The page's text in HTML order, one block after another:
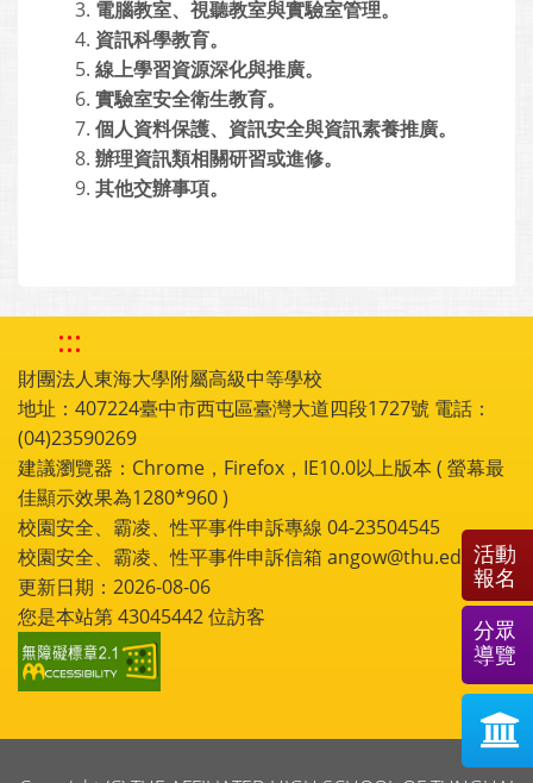
電腦教室、視聽教室與實驗室管理。
資訊科學教育。
線上學習資源深化與推廣。
實驗室安全衛生教育。
個人資料保護、資訊安全與資訊素養推廣。
辦理資訊類相關研習或進修。
其他交辦事項。
:::
財團法人東海大學附屬高級中等學校
地址：407224臺中市西屯區臺灣大道四段1727號 電話：
(04)23590269
建議瀏覽器：Chrome，Firefox，IE10.0以上版本 ( 螢幕最
佳顯示效果為1280*960 )
校園安全、霸凌、性平事件申訴專線 04-23504545
校園安全、霸凌、性平事件申訴信箱 angow@thu.edu.tw
更新日期：2026-08-06
您是本站第43045442位訪客
活動
報名
分眾
導覽